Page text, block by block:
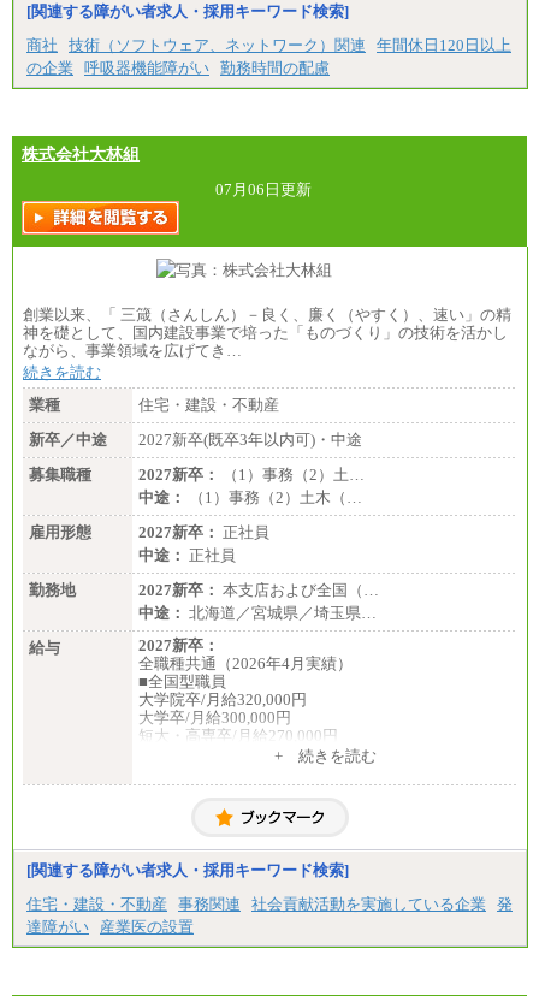
[関連する障がい者求人・採用キーワード検索]
商社
技術（ソフトウェア、ネットワーク）関連
年間休日120日以上
の企業
呼吸器機能障がい 勤務時間の配慮
株式会社大林組
07月06日更新
創業以来、「 三箴（さんしん）－良く、廉く（やすく）、速い」の精
神を礎として、国内建設事業で培った「ものづくり」の技術を活かし
ながら、事業領域を広げてき…
続きを読む
業種
住宅・建設・不動産
新卒／中途
2027新卒(既卒3年以内可)・中途
募集職種
2027新卒：
（1）事務（2）土…
中途：
（1）事務（2）土木（…
雇用形態
2027新卒： 正社員
中途： 正社員
勤務地
2027新卒： 本支店および全国（…
中途： 北海道／宮城県／埼玉県…
給与
2027新卒：
全職種共通（2026年4月実績）
■全国型職員
大学院卒/月給320,000円
大学卒/月給300,000円
短大・高専卒/月給270,000円
大学院卒/月給256,000円～288,000円
大学卒/月給240,000円～270,000円
短大・高専卒/月給216,000円～243,000円
■特定職員※
大学院卒/月給234,000円～263,000円
大学卒/月給219,000円～246,000円
短大・高専卒/月給197,000円～222,000円
※拠点型職員、特定職員の給与は、生活の拠点が定
+ 続きを読む
[関連する障がい者求人・採用キーワード検索]
住宅・建設・不動産
事務関連 社会貢献活動を実施している企業
発
達障がい
産業医の設置